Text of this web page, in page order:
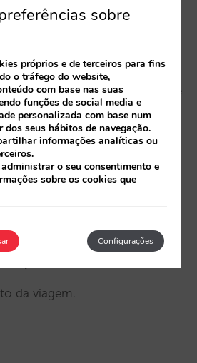
médicas e fármacos
ou doença durante a
por roubo ou falta de
pela pandemia e o
nas coberturas do
alojamento em caso de
da viagem.
sobre
próprios e de terceiros para fins
o tráfego do website,
com base nas suas
funções de social media e
personalizada com base num
seus hábitos de navegação.
informações analíticas ou
o seu consentimento e
sobre os cookies que
Configurações